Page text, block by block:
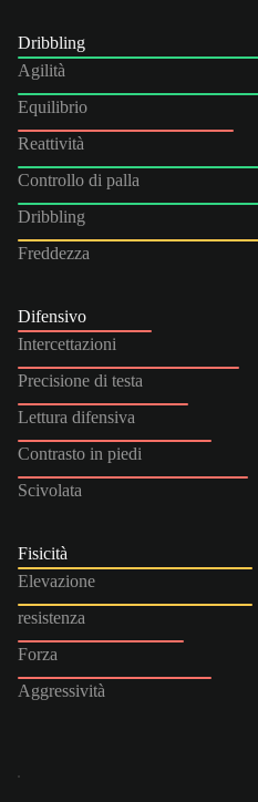
Dribbling
Agilità
Equilibrio
Reattività
Controllo di palla
Dribbling
Freddezza
Difensivo
Intercettazioni
Precisione di testa
Lettura difensiva
Contrasto in piedi
Scivolata
Fisicità
Elevazione
resistenza
Forza
Aggressività